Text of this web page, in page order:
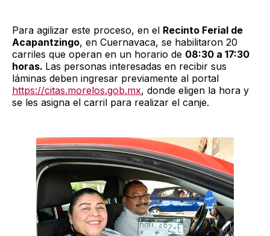
Para agilizar este proceso, en el Recinto Ferial de
Acapantzingo, en Cuernavaca, se habilitaron 20
carriles que operan en un horario de 08:30 a 17:30
horas. Las personas interesadas en recibir sus
láminas deben ingresar previamente al portal
https://citas.morelos.gob.mx, donde eligen la hora y
se les asigna el carril para realizar el canje.